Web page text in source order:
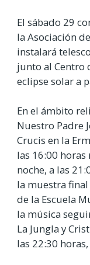
El sábado 29
la Asociación
instalará
junto al Centro
eclipse solar a
En el ámbito
Nuestro Padre
Crucis en la
las 16:00
noche, a las
la muestra
de la Escuela
la música
La Jungla y
las 22:30